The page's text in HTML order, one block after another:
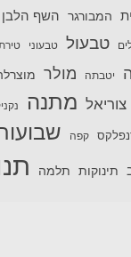
המבורגר השף הלבן
טבעול טבעוני
יטבתה מולר
מתנה
קפה
תינוקות תלמה